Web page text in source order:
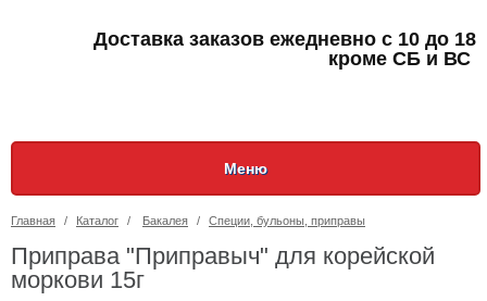
Доставка заказов ежедневно с 10 до 18
кроме СБ и ВС
Меню
Главная / Каталог / Бакалея / Специи, бульоны, приправы
Приправа "Приправыч" для корейской
моркови 15г